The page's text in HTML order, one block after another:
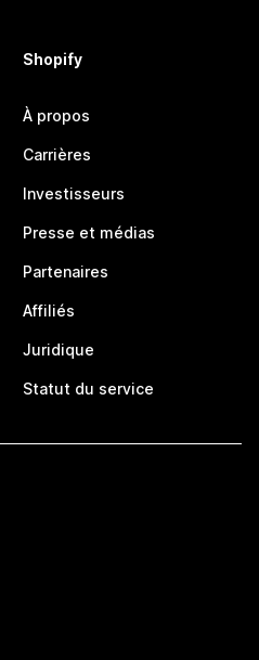
Shopify
À propos
Carrières
Investisseurs
Presse et médias
Partenaires
Affiliés
Juridique
Statut du service